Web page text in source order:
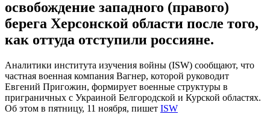
освобождение западного (правого)
берега Херсонской области после того,
как оттуда отступили россияне.
Аналитики института изучения войны (ISW) сообщают, что
частная военная компания Вагнер, которой руководит
Евгений Пригожин, формирует военные структуры в
приграничных с Украиной Белгородской и Курской областях.
Об этом в пятницу, 11 ноября, пишет ISW